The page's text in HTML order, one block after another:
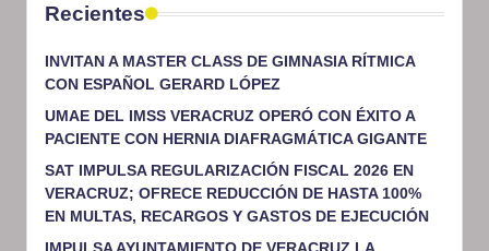
Recientes
INVITAN A MASTER CLASS DE GIMNASIA RÍTMICA
CON ESPAÑOL GERARD LÓPEZ
UMAE DEL IMSS VERACRUZ OPERÓ CON ÉXITO A
PACIENTE CON HERNIA DIAFRAGMÁTICA GIGANTE
SAT IMPULSA REGULARIZACIÓN FISCAL 2026 EN
VERACRUZ; OFRECE REDUCCIÓN DE HASTA 100%
EN MULTAS, RECARGOS Y GASTOS DE EJECUCIÓN